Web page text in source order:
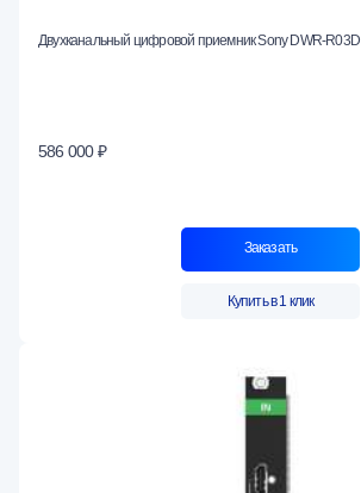
Двухканальный цифровой приемник Sony DWR-R03D
586 000 ₽
Заказать
Купить в 1 клик